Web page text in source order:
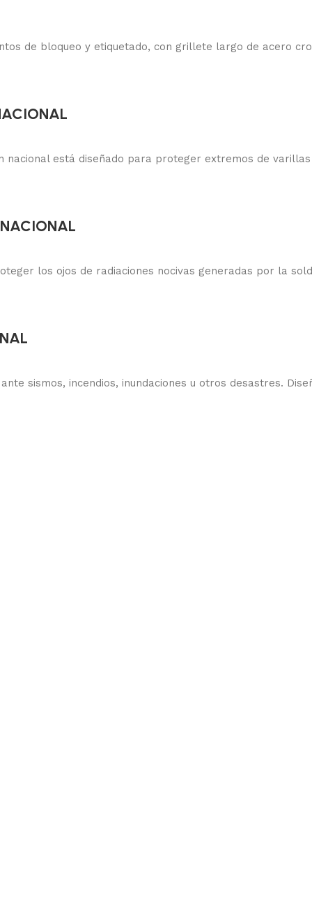
de bloqueo y etiquetado, con grillete largo de acero
está diseñado para proteger extremos de varillas
los ojos de radiaciones nocivas generadas por la
sismos, incendios, inundaciones u otros desastres.